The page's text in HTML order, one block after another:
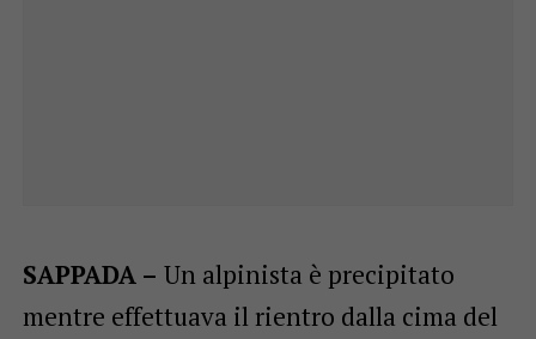
SAPPADA – Un alpinista è precipitato
mentre effettuava il rientro dalla cima del